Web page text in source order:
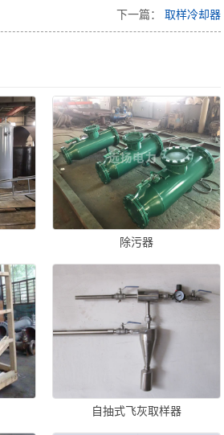
下一篇： 取样冷却器
除污器
自抽式飞灰取样器